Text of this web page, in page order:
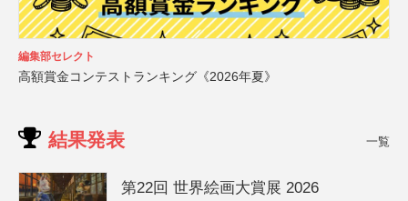
編集部セレクト
高額賞金コンテストランキング《2026年夏》
結果発表 一覧
第22回 世界絵画大賞展 2026